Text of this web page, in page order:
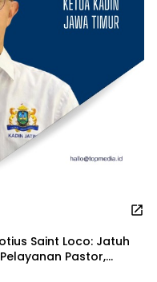
Saint Loco: Jatuh
Pastor,
Babon